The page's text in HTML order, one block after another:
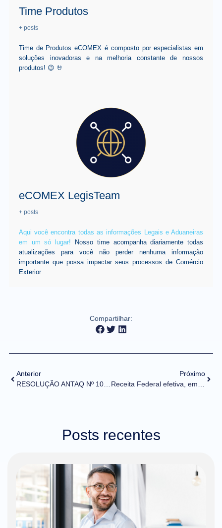
Time Produtos
+ posts
Time de Produtos eCOMEX é composto por especialistas em
soluções inovadoras e na melhoria constante de nossos
produtos! 😉 🤘
eCOMEX LegisTeam
+ posts
Aqui você encontra todas as informações Legais e Aduaneiras
em um só lugar! Nosso time acompanha diariamente todas
atualizações para você não perder nenhuma informação
importante que possa impactar seus processos de Comércio
Exterior
Compartilhar:
Anterior
RESOLUÇÃO ANTAQ Nº 107/2023 (DOU de 03/11/2023)
Próximo
Receita Federal efetiva, em âmbito nacional, o novo contencioso administrativo de aplicação da pena de perdimento
Posts recentes